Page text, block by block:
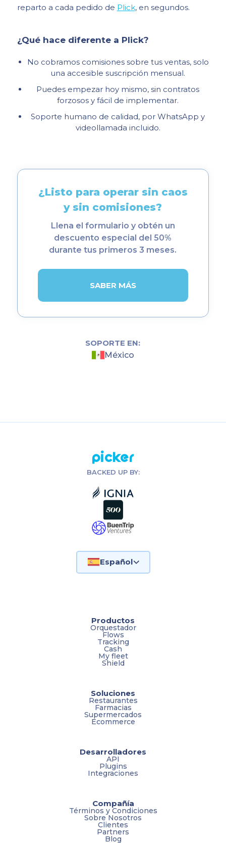
reparto a cada pedido de Plick, en segundos.
¿Qué hace diferente a Plick?
No cobramos comisiones sobre tus ventas, solo
una accesible suscripción mensual.
Puedes empezar hoy mismo, sin contratos
forzosos y fácil de implementar.
Soporte humano de calidad, por WhatsApp y
videollamada incluido.
¿Listo para operar sin caos
y sin comisiones?
Llena el formulario y obtén un
descuento especial del 50%
durante tus primeros 3 meses.
SABER MÁS
SOPORTE EN:
México
Picker
BACKED UP BY:
Español
Productos
Orquestador
Flows
Tracking
Cash
My fleet
Shield
Soluciones
Restaurantes
Farmacias
Supermercados
Ecommerce
Desarrolladores
API
Plugins
Integraciones
Compañía
Términos y Condiciones
Sobre Nosotros
Clientes
Partners
Blog